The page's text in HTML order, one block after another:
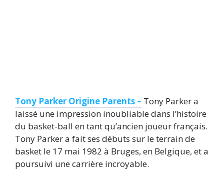
Tony Parker Origine Parents – Tony Parker a
laissé une impression inoubliable dans l’histoire
du basket-ball en tant qu’ancien joueur français.
Tony Parker a fait ses débuts sur le terrain de
basket le 17 mai 1982 à Bruges, en Belgique, et a
poursuivi une carrière incroyable.